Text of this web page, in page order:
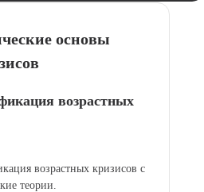
основы
возрастных
возрастных кризисов с
теории.